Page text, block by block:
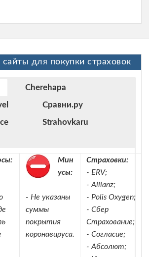
для покупки страховок
Cherehapa
Сравни.ру
Strahovkaru
Мин
усы:
- Не указаны
суммы
покрытия
коронавируса.
Страховки:
- ERV;
- Allianz;
- Polis Oxygen;
- Сбер
Страхование;
- Согласие;
- Абсолют;